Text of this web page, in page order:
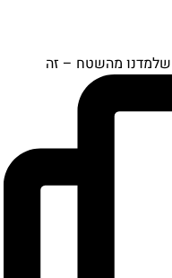
מהשטח – זה